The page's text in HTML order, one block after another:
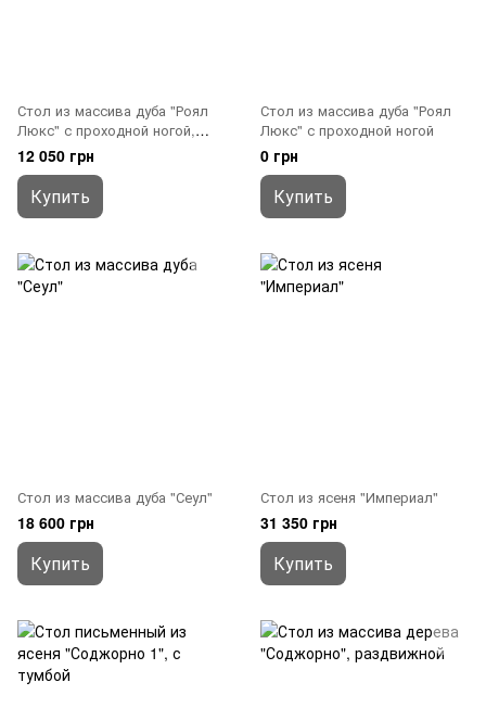
Стол из массива дуба "Роял
Люкс" с проходной ногой,
раздвижной
12 050 грн
Купить
Стол из массива дуба "Роял
Люкс" с проходной ногой
0 грн
Купить
Стол из массива дуба "Сеул"
18 600 грн
Купить
Стол из ясеня "Империал"
31 350 грн
Купить